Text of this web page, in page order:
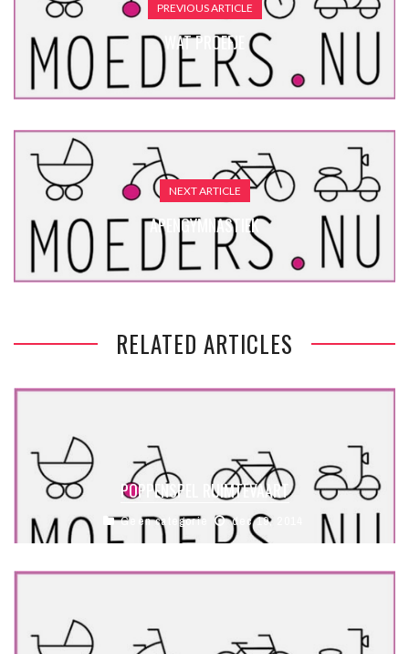
PREVIOUS ARTICLE
WAT PROEFJE
NEXT ARTICLE
APENGYMNASTIEK
RELATED ARTICLES
POPPENSPEL RUIMTEVAART
Geen categorie dec 19, 2014